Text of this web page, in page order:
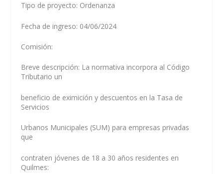
Tipo de proyecto: Ordenanza
Fecha de ingreso: 04/06/2024
Comisión:
Breve descripción: La normativa incorpora al Código
Tributario un
beneficio de eximición y descuentos en la Tasa de
Servicios
Urbanos Municipales (SUM) para empresas privadas
que
contraten jóvenes de 18 a 30 años residentes en
Quilmes: